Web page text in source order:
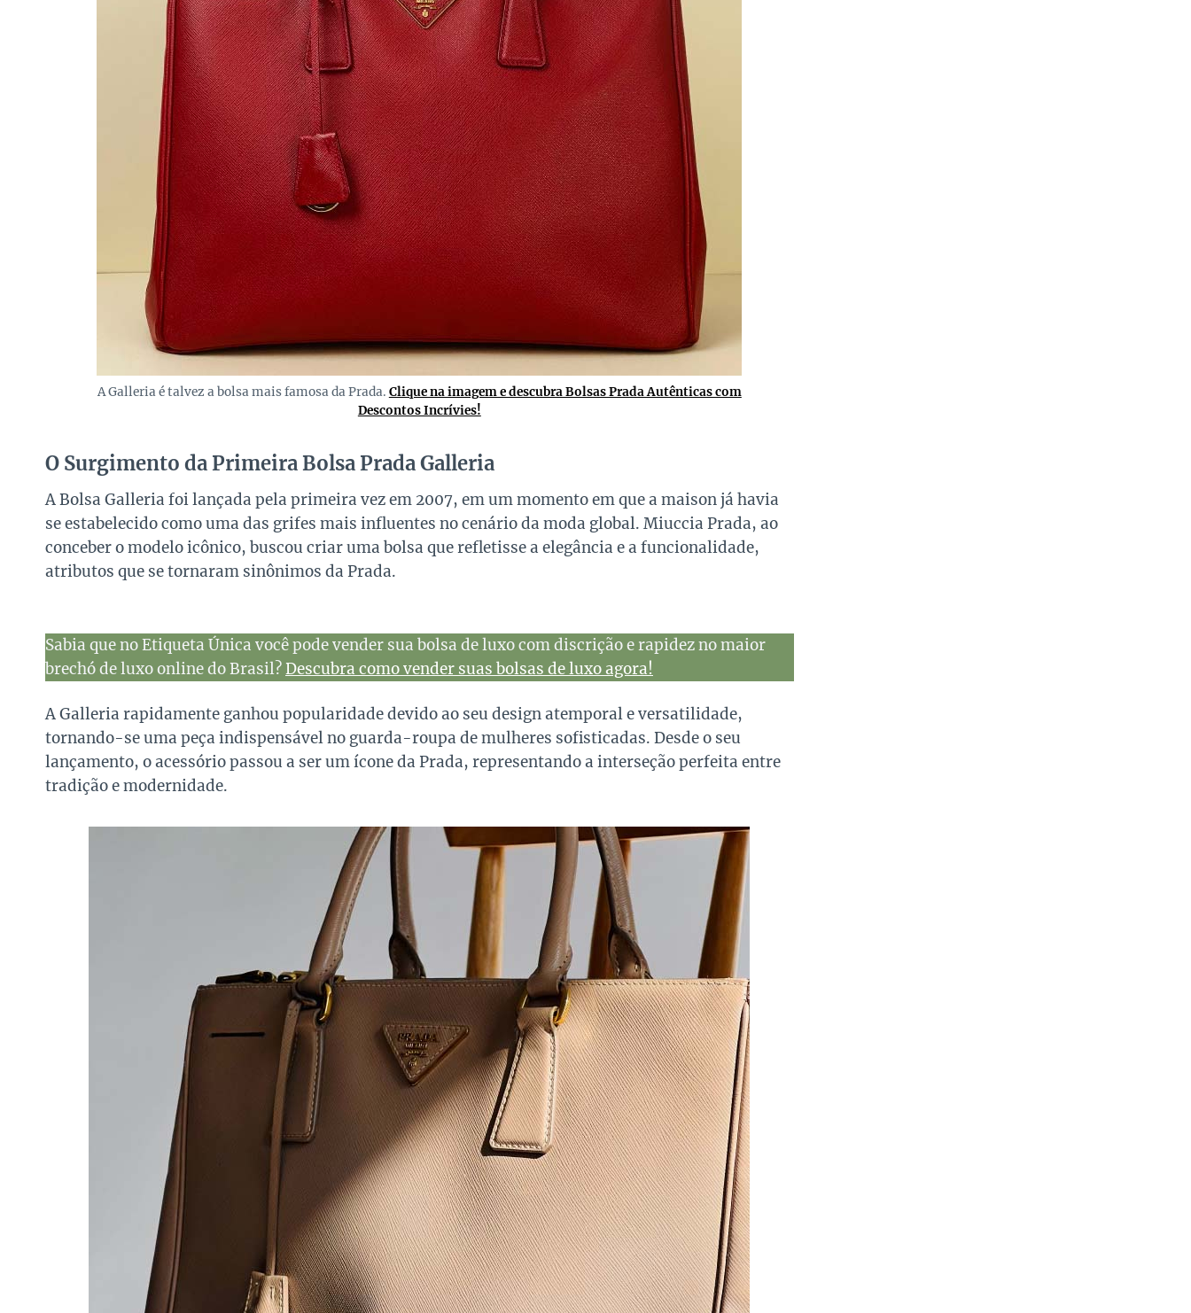
A Galleria é talvez a bolsa mais famosa da Prada. Clique na imagem e descubra Bolsas Prada Autênticas com
Descontos Incrívies!
O Surgimento da Primeira Bolsa Prada Galleria
A Bolsa Galleria foi lançada pela primeira vez em 2007, em um momento em que a maison já havia
se estabelecido como uma das grifes mais influentes no cenário da moda global. Miuccia Prada, ao
conceber o modelo icônico, buscou criar uma bolsa que refletisse a elegância e a funcionalidade,
atributos que se tornaram sinônimos da Prada.
Sabia que no Etiqueta Única você pode vender sua bolsa de luxo com discrição e rapidez no maior
brechó de luxo online do Brasil?Descubra como vender suas bolsas de luxo agora!
A Galleria rapidamente ganhou popularidade devido ao seu design atemporal e versatilidade,
tornando-se uma peça indispensável no guarda-roupa de mulheres sofisticadas. Desde o seu
lançamento, o acessório passou a ser um ícone da Prada, representando a interseção perfeita entre
tradição e modernidade.